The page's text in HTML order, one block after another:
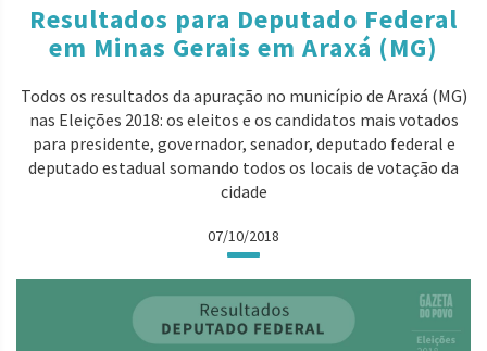
Resultados para Deputado Federal
em Minas Gerais em Araxá (MG)
Todos os resultados da apuração no município de Araxá (MG)
nas Eleições 2018: os eleitos e os candidatos mais votados
para presidente, governador, senador, deputado federal e
deputado estadual somando todos os locais de votação da
cidade
07/10/2018